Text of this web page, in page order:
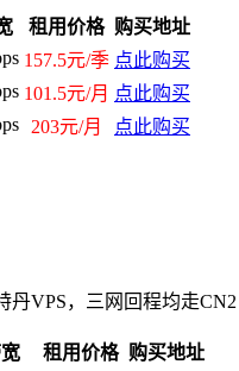
租用价格 购买地址
157.5元/季 点此购买
101.5元/月 点此购买
203元/月 点此购买
丹VPS，三网回程均走
租用价格 购买地址